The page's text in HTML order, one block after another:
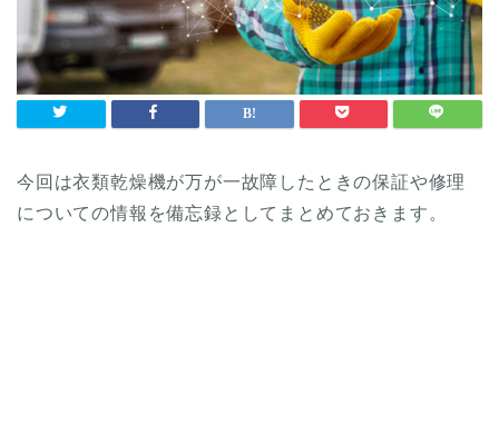
今回は衣類乾燥機が万が一故障したときの保証や修理
についての情報を備忘録としてまとめておきます。